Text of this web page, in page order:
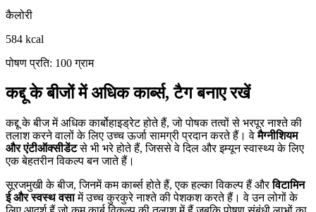
कैलोरी
584 kcal
पोषण प्रति: 100 ग्राम
कद्दू के बीजों में अधिक कार्ब्स, टैग बनाए रखें
कद्दू के बीज में अधिक कार्बोहाइड्रेट होते हैं, जो पोषक तत्वों से भरपूर नाश्ते की
तलाश करने वालों के लिए उच्च ऊर्जा सामग्री प्रदान करते हैं। वेमैग्नीशियम
और एंटीऑक्सीडेंटसे भी भरे होते हैं, जिससे वे दिल और इम्यून स्वास्थ्य के लिए
एक बेहतरीन विकल्प बन जाते हैं।
सूरजमुखी के बीज, जिनमें कम कार्ब्स होते हैं, एक हल्का विकल्प हैं औरविटामिन
ई और स्वस्थ वसामें उच्च कुरकुरे नाश्ते की पेशकश करते हैं। वे उन लोगों के